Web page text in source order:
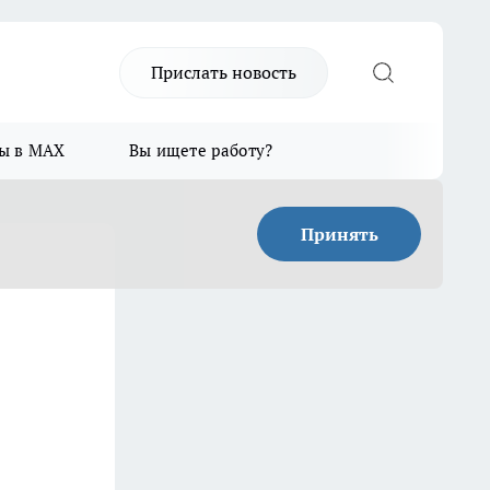
Прислать новость
в MAX Вы ищете работу?
Принять